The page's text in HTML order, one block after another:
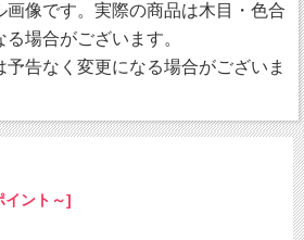
像です。実際の商品は木目・色合
場合がございます。
告なく変更になる場合がございま
ント～]